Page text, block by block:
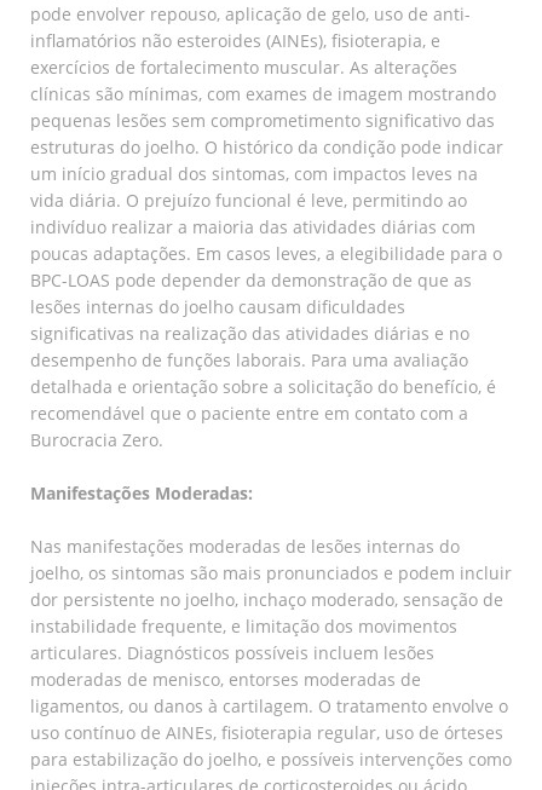
pode envolver repouso, aplicação de gelo, uso de anti-
inflamatórios não esteroides (AINEs), fisioterapia, e
exercícios de fortalecimento muscular. As alterações
clínicas são mínimas, com exames de imagem mostrando
pequenas lesões sem comprometimento significativo das
estruturas do joelho. O histórico da condição pode indicar
um início gradual dos sintomas, com impactos leves na
vida diária. O prejuízo funcional é leve, permitindo ao
indivíduo realizar a maioria das atividades diárias com
poucas adaptações. Em casos leves, a elegibilidade para o
BPC-LOAS pode depender da demonstração de que as
lesões internas do joelho causam dificuldades
significativas na realização das atividades diárias e no
desempenho de funções laborais. Para uma avaliação
detalhada e orientação sobre a solicitação do benefício, é
recomendável que o paciente entre em contato com a
Burocracia Zero.
Manifestações Moderadas:
Nas manifestações moderadas de lesões internas do
joelho, os sintomas são mais pronunciados e podem incluir
dor persistente no joelho, inchaço moderado, sensação de
instabilidade frequente, e limitação dos movimentos
articulares. Diagnósticos possíveis incluem lesões
moderadas de menisco, entorses moderadas de
ligamentos, ou danos à cartilagem. O tratamento envolve o
uso contínuo de AINEs, fisioterapia regular, uso de órteses
para estabilização do joelho, e possíveis intervenções como
injeções intra-articulares de corticosteroides ou ácido